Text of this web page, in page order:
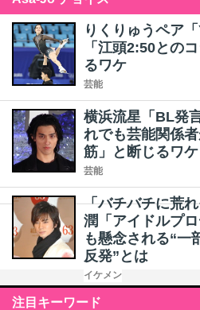
りくりゅうペア
「江頭2:50との
るワケ
芸能
横浜流星「BL発
れでも芸能関係
筋」と断じるワケ
芸能
「バチバチに荒
潤「アイドルプ
も懸念される“一
反発”とは
イケメン
注目キーワード